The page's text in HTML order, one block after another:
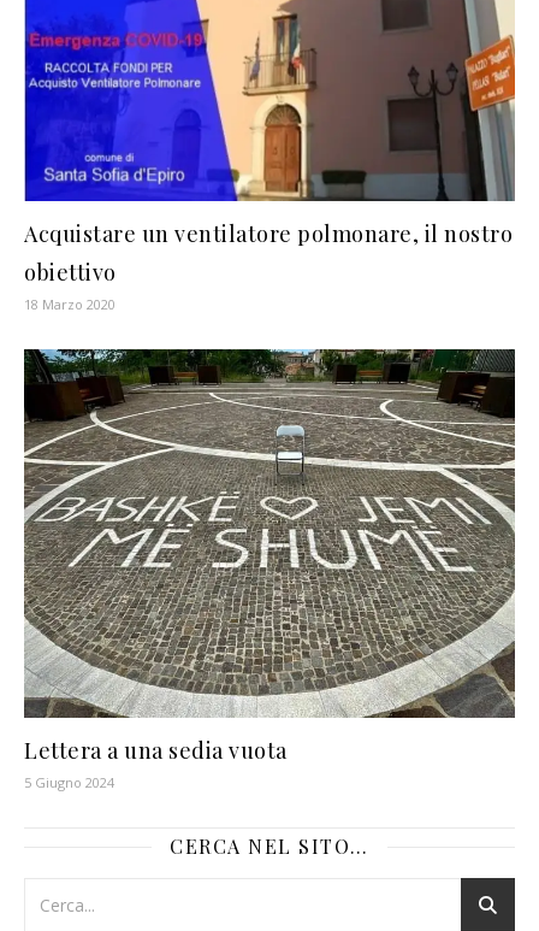
Acquistare un ventilatore polmonare, il nostro
obiettivo
18 Marzo 2020
Lettera a una sedia vuota
5 Giugno 2024
CERCA NEL SITO…